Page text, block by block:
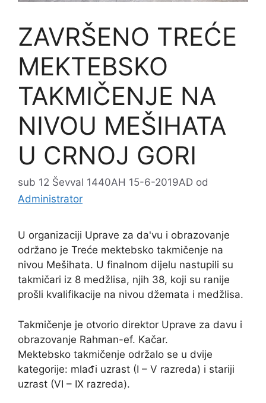
ZAVRŠENO TREĆE
MEKTEBSKO
TAKMIČENJE NA
NIVOU MEŠIHATA
U CRNOJ GORI
sub 12 Ševval 1440AH 15-6-2019AD od
Administrator
U organizaciji Uprave za da'vu i obrazovanje
održano je Treće mektebsko takmičenje na
nivou Mešihata. U finalnom dijelu nastupili su
takmičari iz 8 medžlisa, njih 38, koji su ranije
prošli kvalifikacije na nivou džemata i medžlisa.
Takmičenje je otvorio direktor Uprave za davu i
obrazovanje Rahman-ef. Kačar.
Mektebsko takmičenje održalo se u dvije
kategorije: mlađi uzrast (I – V razreda) i stariji
uzrast (VI – IX razreda).